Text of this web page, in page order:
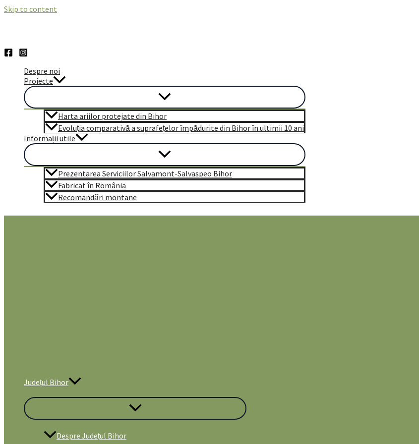
Skip to content
Despre noi
Proiecte
Harta ariilor protejate din Bihor
Evoluția comparativă a suprafețelor împădurite din Bihor în ultimii 10 ani
Informații utile
Prezentarea Serviciilor Salvamont-Salvaspeo Bihor
Fabricat în România
Recomandări montane
Despre Județul Bihor